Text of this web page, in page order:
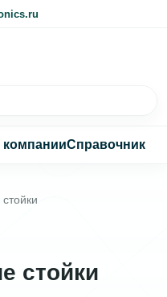
компанииСправочник
стойки